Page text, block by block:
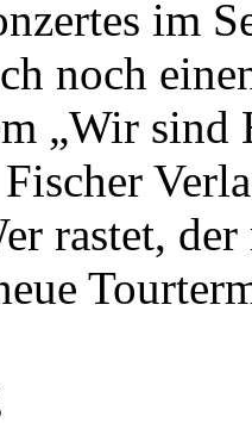
im
noch
„Wir sind
rastet,